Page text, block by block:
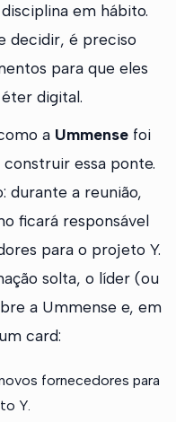
em hábito.
decidir, é preciso
para que eles
digital.
a Ummense foi
essa ponte.
durante a reunião,
ficará responsável
para o projeto Y.
solta, o líder (ou
a Ummense e, em
card:
fornecedores para
Y.